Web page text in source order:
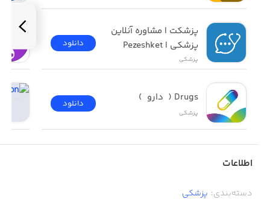
پزشکی | Pezeshket
پزشکی
دانلود
Drugs (  دارو  )
پزشکی
دانلود
اطلاعات
دسته‌بندی: پزشکی